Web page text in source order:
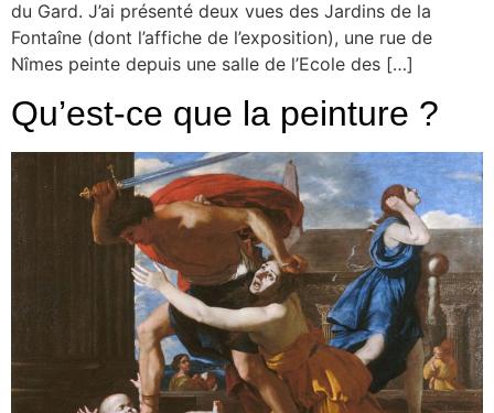
du Gard. J’ai présenté deux vues des Jardins de la
Fontaîne (dont l’affiche de l’exposition), une rue de
Nîmes peinte depuis une salle de l’Ecole des […]
Qu’est-ce que la peinture ?